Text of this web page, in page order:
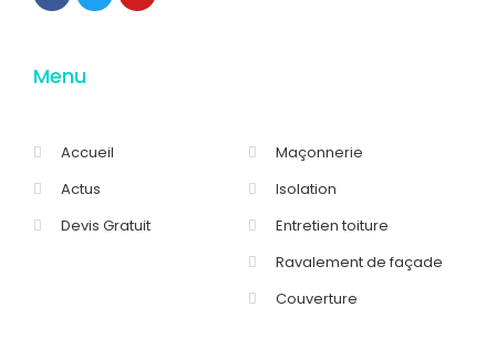
Menu
Accueil
Actus
Devis Gratuit
Maçonnerie
Isolation
Entretien toiture
Ravalement de façade
Couverture